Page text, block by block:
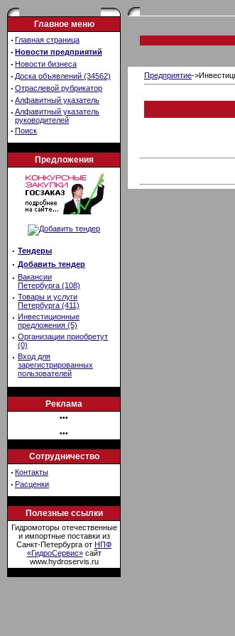
Главное меню
· Главная страница
· Новости предприятий
· Новости бизнеса
· Доска объявлений (34562)
· Отраслевой рубрикатор
· Алфавитный указатель
· Алфавитный указатель
руководителей
· Поиск
Предложения
· Тендеры
· Добавить тендер
· Вакансии
Петербурга (108)
· Товары и услуги
Петербурга (411)
· Инвестиционные
предложения (5)
· Организации приобретут
(0)
· Вход для
зарегистрированных
пользователей
Реклама
•••
•••
Сотрудничество
· Контакты
· Расценки
Полезные ссылки
Гидромоторы отечественные
и импортные поставки из
Санкт-Петербурга от НПФ
«ГидроСервис»сайт
www.hydroservis.ru
Предприятие-